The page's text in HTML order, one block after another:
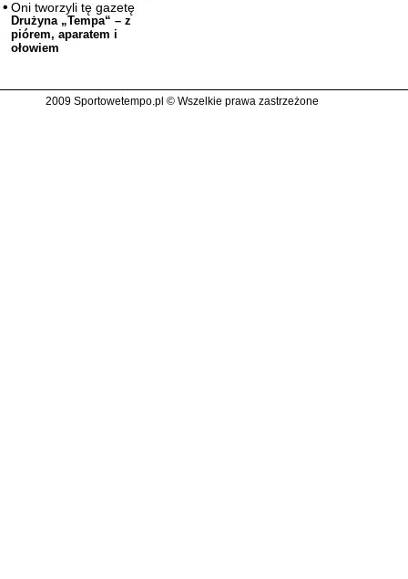
Oni tworzyli tę gazetę
Drużyna „Tempa“ – z
piórem, aparatem i
ołowiem
2009 Sportowetempo.pl © Wszelkie prawa zastrzeżone